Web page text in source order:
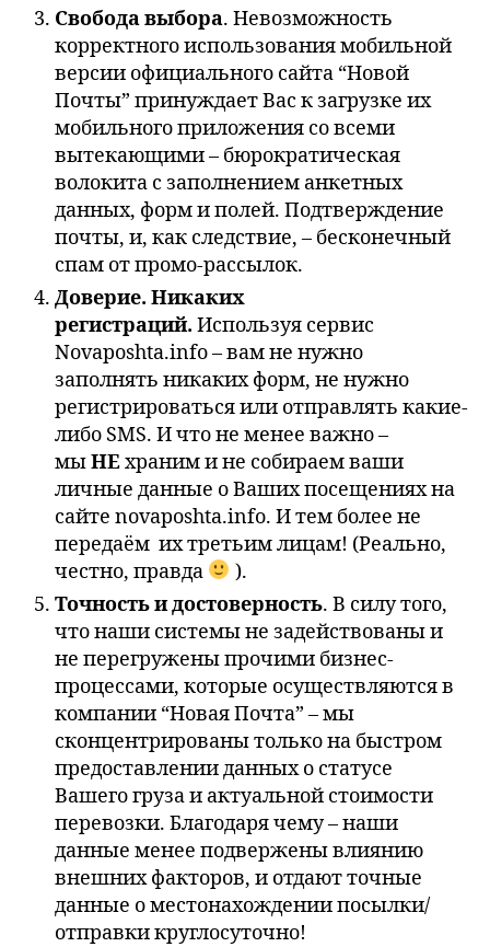
Свобода выбора. Невозможность
корректного использования мобильной
версии официального сайта “Новой
Почты” принуждает Вас к загрузке их
мобильного приложения со всеми
вытекающими – бюрократическая
волокита с заполнением анкетных
данных, форм и полей. Подтверждение
почты, и, как следствие, – бесконечный
спам от промо-рассылок.
Доверие. Никаких
регистраций. Используя сервис
Novaposhta.info – вам не нужно
заполнять никаких форм, не нужно
регистрироваться или отправлять какие-
либо SMS. И что не менее важно –
мыНЕхраним и не собираем ваши
личные данные о Ваших посещениях на
сайте novaposhta.info. И тем более не
передаём их третьим лицам! (Реально,
честно, правда
).
Точность и достоверность. В силу того,
что наши системы не задействованы и
не перегружены прочими бизнес-
процессами, которые осуществляются в
компании “Новая Почта” – мы
сконцентрированы только на быстром
предоставлении данных о статусе
Вашего груза и актуальной стоимости
перевозки. Благодаря чему – наши
данные менее подвержены влиянию
внешних факторов, и отдают точные
данные о местонахождении посылки/
отправки круглосуточно!